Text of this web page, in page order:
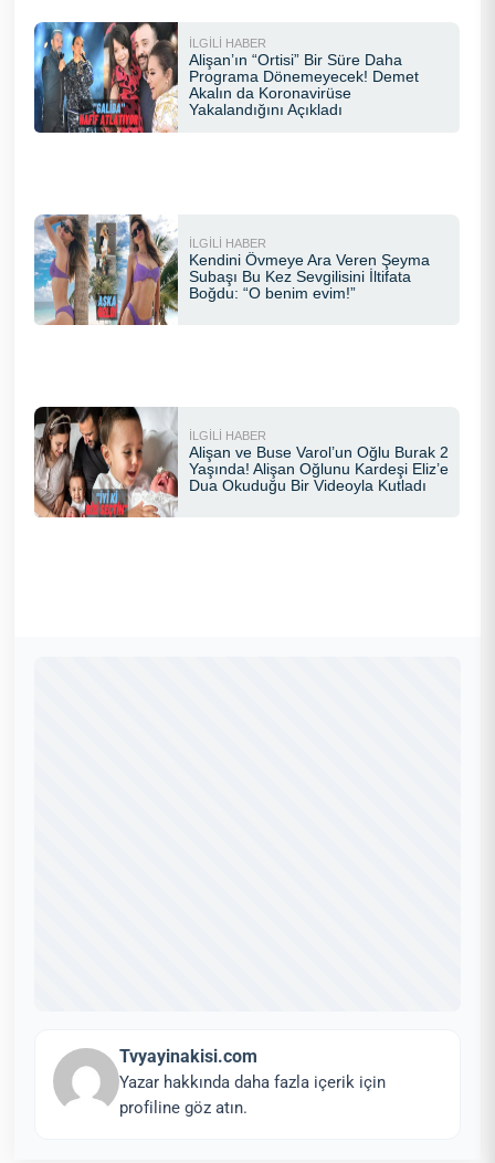
Tvyayinakisi.com
Yazar hakkında daha fazla içerik için
profiline göz atın.